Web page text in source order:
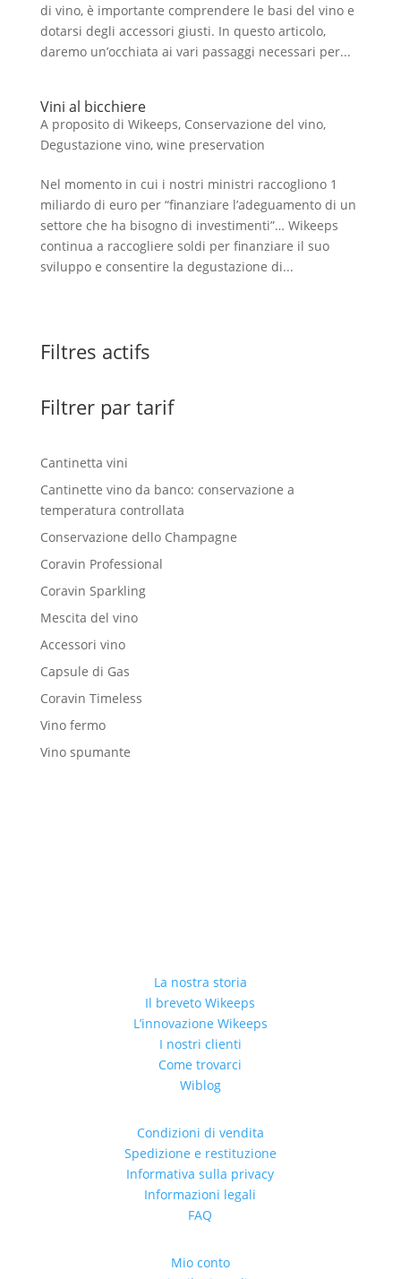
di vino, è importante comprendere le basi del vino e
dotarsi degli accessori giusti. In questo articolo,
daremo un’occhiata ai vari passaggi necessari per...
Vini al bicchiere
A proposito di Wikeeps, Conservazione del vino,
Degustazione vino, wine preservation
Nel momento in cui i nostri ministri raccogliono 1
miliardo di euro per “finanziare l’adeguamento di un
settore che ha bisogno di investimenti”… Wikeeps
continua a raccogliere soldi per finanziare il suo
sviluppo e consentire la degustazione di...
Filtres actifs
Filtrer par tarif
Cantinetta vini
Cantinette vino da banco: conservazione a
temperatura controllata
Conservazione dello Champagne
Coravin Professional
Coravin Sparkling
Mescita del vino
Accessori vino
Capsule di Gas
Coravin Timeless
Vino fermo
Vino spumante
La nostra storia
Il breveto Wikeeps
L’innovazione Wikeeps
I nostri clienti
Come trovarci
Wiblog
Condizioni di vendita
Spedizione e restituzione
Informativa sulla privacy
Informazioni legali
FAQ
Mio conto